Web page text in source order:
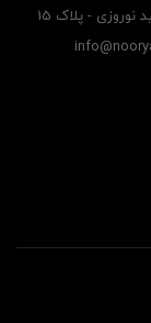
- پلاک 15